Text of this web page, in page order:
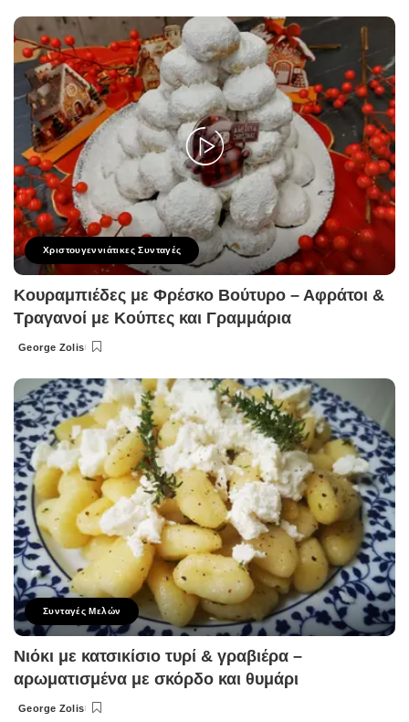
Χριστουγεννιάτικες Συνταγές
Κουραμπιέδες με Φρέσκο Βούτυρο – Αφράτοι &
Τραγανοί με Κούπες και Γραμμάρια
Posted
George Zolis
Συνταγές Μελών
Νιόκι με κατσικίσιο τυρί & γραβιέρα –
αρωματισμένα με σκόρδο και θυμάρι
Posted
George Zolis